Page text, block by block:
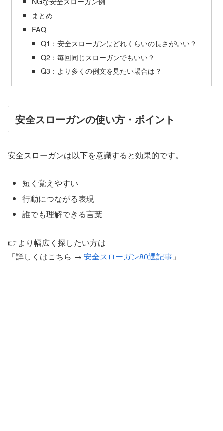
まとめ
FAQ
Q1：安全スローガンはどれくらいの長さがいい？
Q2：毎回同じスローガンでもいい？
Q3：より多くの例文を見たい場合は？
安全スローガンの使い方・ポイント
安全スローガンは以下を意識すると効果的です。
短く覚えやすい
行動につながる表現
誰でも理解できる言葉
👉より幅広く探したい方は
「詳しくはこちら → 安全スローガン80選記事 」